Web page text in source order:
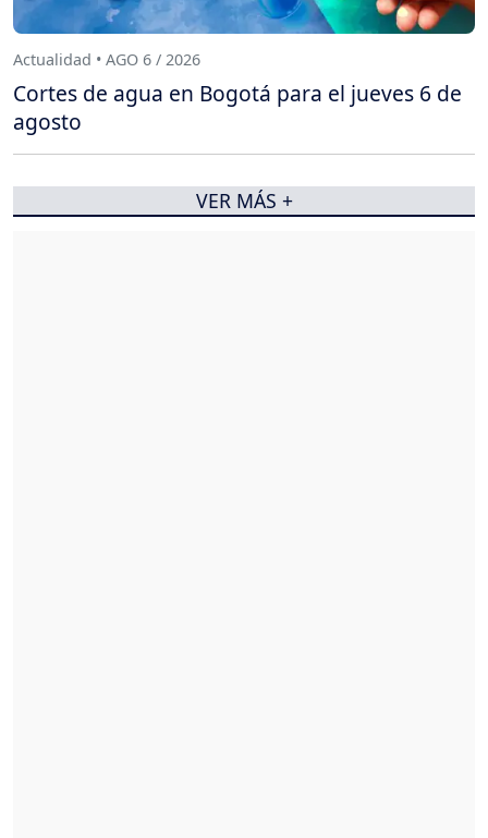
Actualidad • AGO 6 / 2026
Cortes de agua en Bogotá para el jueves 6 de
agosto
VER MÁS +